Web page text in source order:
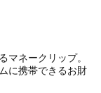
マネークリップ。
に携帯できるお財